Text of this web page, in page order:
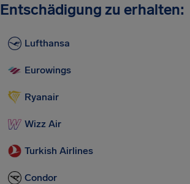
Entschädigung zu erhalten:
Lufthansa
Eurowings
Ryanair
Wizz Air
Turkish Airlines
Condor